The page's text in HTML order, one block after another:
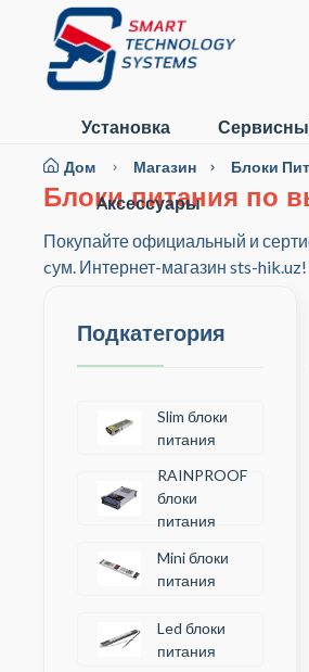
Установка
Aксессуары
Дом Магазин Блоки
Блоки питания по
Покупайте официальный и
cум. Интернет-магазин sts-hik.uz!
Подкатегория
Slim блоки
питания
RAINPROOF
блоки
питания
Mini блоки
питания
Led блоки
питания